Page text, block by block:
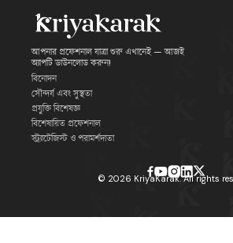
আপনার প্রফেশনাল যাত্রা শুরু এখানেই — আজই
অ্যাপটি ডাউনলোড করুন!
বিনোদন
সৌন্দর্য এবং সুস্থতা
প্রযুক্তি বিশেষজ্ঞ
বিশেষায়িত প্রফেশনাল
স্ট্র্যাটেজিস্ট ও পরামর্শদাতা
© 2026 KriyaKarak. All rights